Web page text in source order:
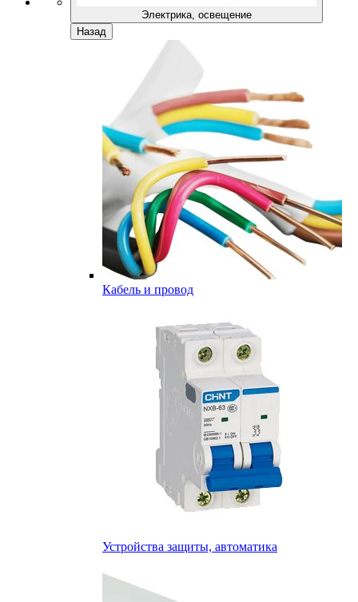
Электрика, освещение
Назад
Кабель и провод
Устройства защиты, автоматика